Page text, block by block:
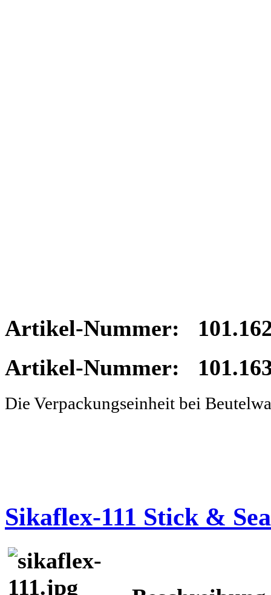
Artikel-Nummer:
Artikel-Nummer:
Die Verpackungseinheit bei
Sikaflex-111 Stick &